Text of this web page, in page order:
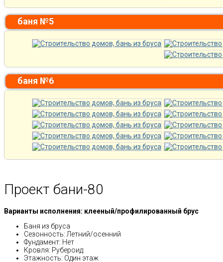
баня №5
баня №6
Проект бани-80
Варианты исполнения: клееный/профилированный брус
Баня из бруса
Сезонность: Летний/осенний
Фундамент: Нет
Кровля: Рубероид
Этажность: Один этаж